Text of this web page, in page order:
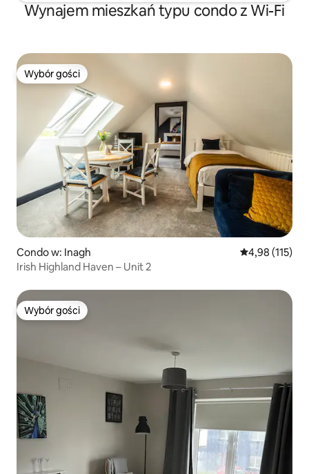
Wynajem mieszkań typu condo z Wi-Fi
Wybór gości
Wybór gości
Condo w: Inagh Średnia
4,98 (115)
Irish Highland Haven – Unit 2
Wybór gości
Wybór gości